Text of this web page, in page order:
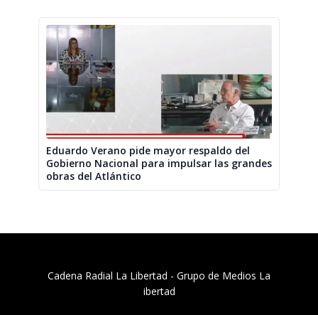
Eduardo Verano pide mayor respaldo del
Gobierno Nacional para impulsar las grandes
obras del Atlántico
Cadena Radial La Libertad​ - Grupo de Medios La
ibertad